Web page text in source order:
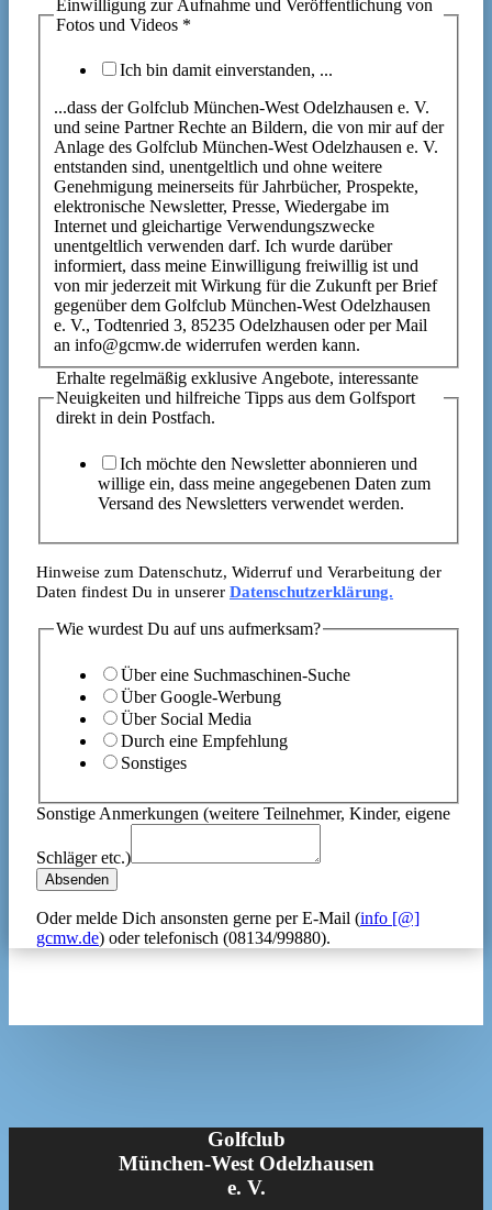
Einwilligung zur Aufnahme und Veröffentlichung von
Fotos und Videos *
Ich bin damit einverstanden, ...
...dass der Golfclub München-West Odelzhausen e. V.
und seine Partner Rechte an Bildern, die von mir auf der
Anlage des Golfclub München-West Odelzhausen e. V.
entstanden sind, unentgeltlich und ohne weitere
Genehmigung meinerseits für Jahrbücher, Prospekte,
elektronische Newsletter, Presse, Wiedergabe im
Internet und gleichartige Verwendungszwecke
unentgeltlich verwenden darf. Ich wurde darüber
informiert, dass meine Einwilligung freiwillig ist und
von mir jederzeit mit Wirkung für die Zukunft per Brief
gegenüber dem Golfclub München-West Odelzhausen
e. V., Todtenried 3, 85235 Odelzhausen oder per Mail
an info@gcmw.de widerrufen werden kann.
Erhalte regelmäßig exklusive Angebote, interessante
Neuigkeiten und hilfreiche Tipps aus dem Golfsport
direkt in dein Postfach.
Ich möchte den Newsletter abonnieren und
willige ein, dass meine angegebenen Daten zum
Versand des Newsletters verwendet werden.
Hinweise zum Datenschutz, Widerruf und Verarbeitung der
Daten findest Du in unserer Datenschutzerklärung.
Wie wurdest Du auf uns aufmerksam?
Über eine Suchmaschinen-Suche
Über Google-Werbung
Über Social Media
Durch eine Empfehlung
Sonstiges
Sonstige Anmerkungen (weitere Teilnehmer, Kinder, eigene
Schläger etc.)
Absenden
Oder melde Dich ansonsten gerne per E-Mail (info [@]
gcmw.de) oder telefonisch (08134/99880).
Golfclub
München-West Odelzhausen
e. V.